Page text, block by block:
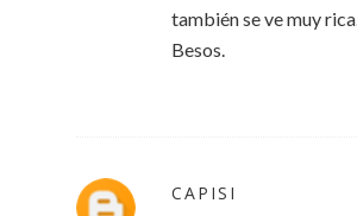
también se ve muy rica.
Besos.
CAPISI